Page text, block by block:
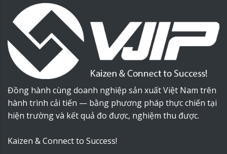
Đồng hành cùng doanh nghiệp sản xuất Việt Nam trên
hành trình cải tiến — bằng phương pháp thực chiến tại
hiện trường và kết quả đo được, nghiệm thu được.
Kaizen & Connect to Success!